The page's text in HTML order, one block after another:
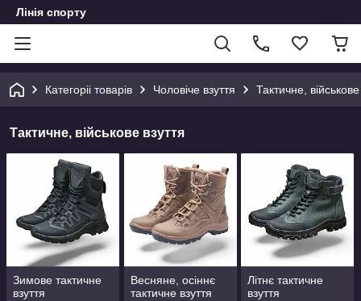
Лінія спорту
Категоріі товарів Чоловіче взуття Тактичне, військове
Тактичне, військове взуття
Зимове тактичне
взуття
Весняне, осіннє
тактичне взуття
Літнє тактичне
взуття